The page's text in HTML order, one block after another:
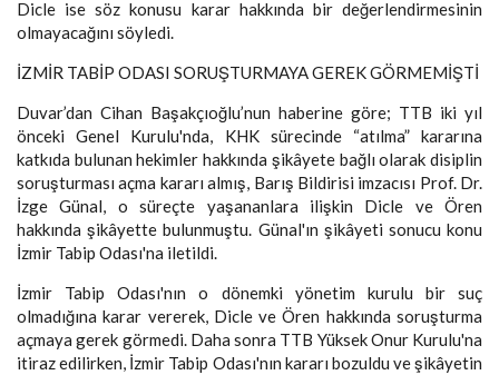
Dicle ise söz konusu karar hakkında bir değerlendirmesinin
olmayacağını söyledi.
İZMİR TABİP ODASI SORUŞTURMAYA GEREK GÖRMEMİŞTİ
Duvar’dan Cihan Başakçıoğlu’nun haberine göre; TTB iki yıl
önceki Genel Kurulu'nda, KHK sürecinde “atılma” kararına
katkıda bulunan hekimler hakkında şikâyete bağlı olarak disiplin
soruşturması açma kararı almış, Barış Bildirisi imzacısı Prof. Dr.
İzge Günal, o süreçte yaşananlara ilişkin Dicle ve Ören
hakkında şikâyette bulunmuştu. Günal'ın şikâyeti sonucu konu
İzmir Tabip Odası'na iletildi.
İzmir Tabip Odası'nın o dönemki yönetim kurulu bir suç
olmadığına karar vererek, Dicle ve Ören hakkında soruşturma
açmaya gerek görmedi. Daha sonra TTB Yüksek Onur Kurulu'na
itiraz edilirken, İzmir Tabip Odası'nın kararı bozuldu ve şikâyetin